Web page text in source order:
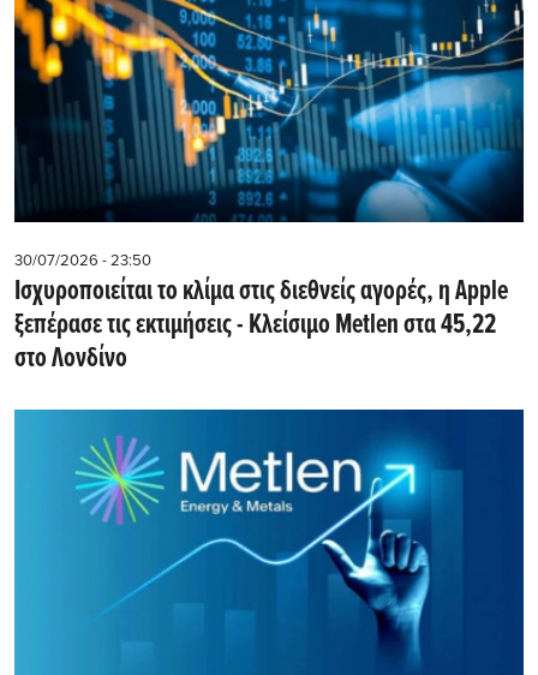
30/07/2026 - 23:50
Iσχυροποιείται το κλίμα στις διεθνείς αγορές, η Apple
ξεπέρασε τις εκτιμήσεις - Kλείσιμο Metlen στα 45,22
στο Λονδίνο